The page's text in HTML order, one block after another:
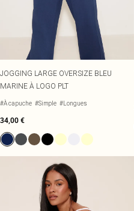
JOGGING LARGE OVERSIZE BLEU
MARINE À LOGO PLT
#À capuche #Simple #Longues
34,00 €